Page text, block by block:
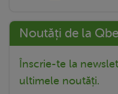
Noutăți de la
Înscrie-te la
ultimele noutăți.